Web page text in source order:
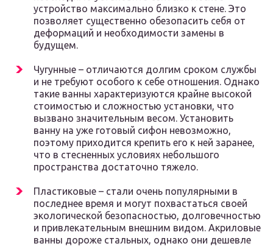
устройство максимально близко к стене. Это
позволяет существенно обезопасить себя от
деформаций и необходимости замены в
будущем.
Чугунные – отличаются долгим сроком службы
и не требуют особого к себе отношения. Однако
такие ванны характеризуются крайне высокой
стоимостью и сложностью установки, что
вызвано значительным весом. Установить
ванну на уже готовый сифон невозможно,
поэтому приходится крепить его к ней заранее,
что в стесненных условиях небольшого
пространства достаточно тяжело.
Пластиковые – стали очень популярными в
последнее время и могут похвастаться своей
экологической безопасностью, долговечностью
и привлекательным внешним видом. Акриловые
ванны дороже стальных, однако они дешевле